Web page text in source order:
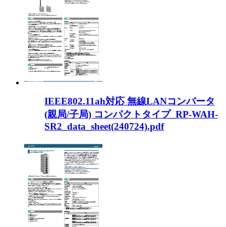
IEEE802.11ah対応 無線LANコンバータ
(親局/子局) コンパクトタイプ_RP-WAH-
SR2_data_sheet(240724).pdf